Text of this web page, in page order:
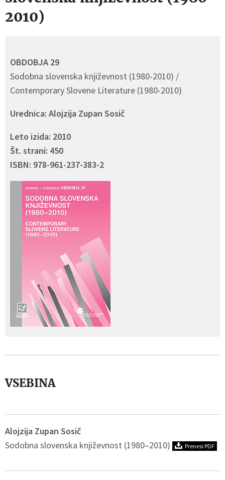
2010)
OBDOBJA 29
Sodobna slovenska književnost (1980-2010) /
Contemporary Slovene Literature (1980-2010)
Urednica: Alojzija Zupan Sosič
Leto izida: 2010
Št. strani: 450
ISBN: 978-961-237-383-2
VSEBINA
Alojzija Zupan Sosič
Sodobna slovenska književnost (1980–2010)
Prenesi PDF